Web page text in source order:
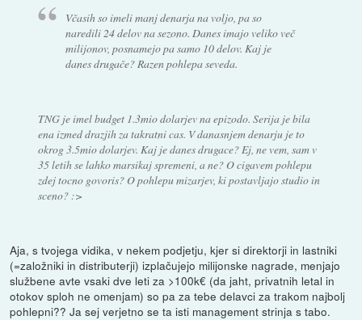
Včasih so imeli manj denarja na voljo, pa so
naredili 24 delov na sezono. Danes imajo veliko več
milijonov, posnamejo pa samo 10 delov. Kaj je
danes drugače? Razen pohlepa seveda.
TNG je imel budget 1.3mio dolarjev na epizodo. Serija je bila
ena izmed drazjih za takratni cas. V danasnjem denarju je to
okrog 3.5mio dolarjev. Kaj je danes drugace? Ej, ne vem, sam v
35 letih se lahko marsikaj spremeni, a ne? O cigavem pohlepu
zdej tocno govoris? O pohlepu mizarjev, ki postavljajo studio in
sceno? :>
Aja, s tvojega vidika, v nekem podjetju, kjer si direktorji in lastniki
(=založniki in distributerji) izplačujejo milijonske nagrade, menjajo
službene avte vsaki dve leti za >100k€ (da jaht, privatnih letal in
otokov sploh ne omenjam) so pa za tebe delavci za trakom najbolj
pohlepni?? Ja sej verjetno se ta isti management strinja s tabo.